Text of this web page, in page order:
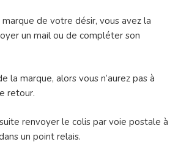
de votre désir, vous avez la
un mail ou de compléter son
la marque, alors vous n’aurez pas à
retour.
renvoyer le colis par voie postale à
un point relais.